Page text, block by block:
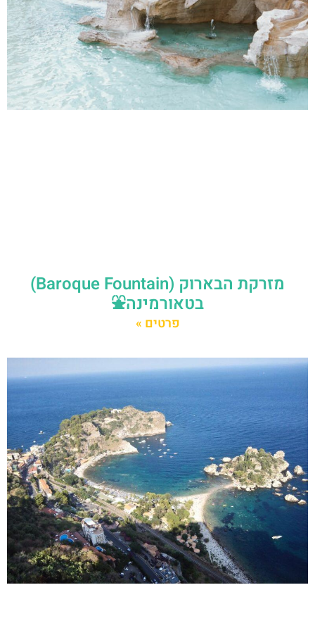
מזרקת הבארוק (Baroque Fountain)
בטאורמינה⛲
פרטים »